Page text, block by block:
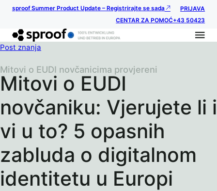
sproof Summer Product Update – Registrirajte se sada
PRIJAVA
CENTAR ZA POMOĆ+43 50423
Post znanja
Mitovi o EUDI
novčaniku: Vjerujete li i
vi u to? 5 opasnih
zabluda o digitalnom
identitetu u Europi
Mitovi o EUDI novčanicima provjereni